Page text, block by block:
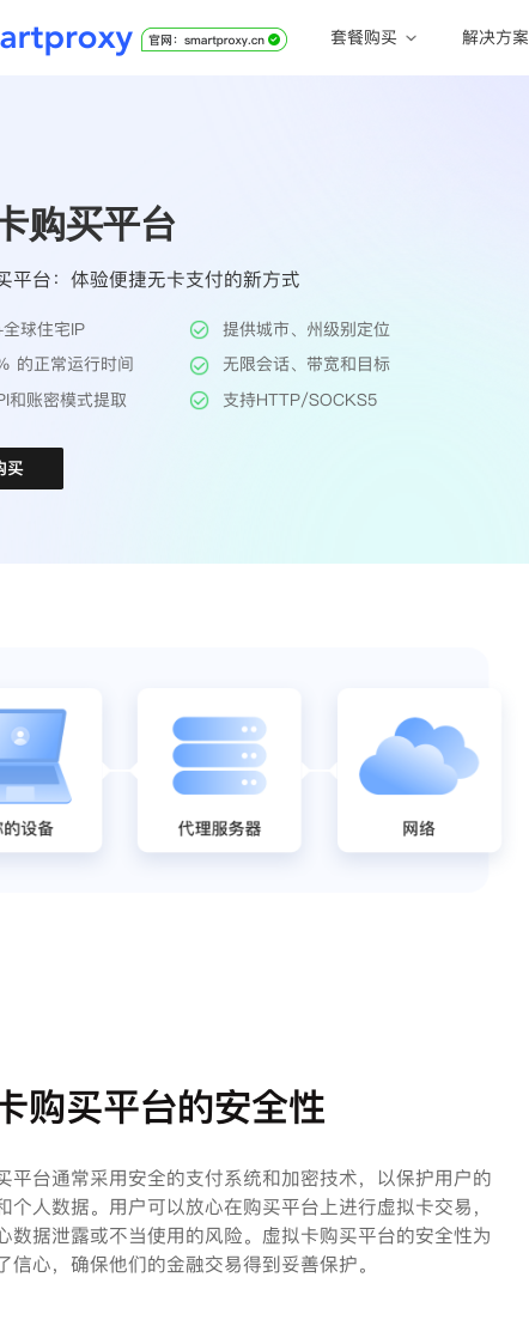
套餐购买 解决方案
购买平台
平台：体验便捷无卡支付的新方式
球住宅IP
提供城市、州级别定位
的正常运行时间
无限会话、带宽和目标
和账密模式提取
支持HTTP/SOCKS5
买
购买平台的安全性
平台通常采用安全的支付系统和加密技术，以保护用户的
个人数据。用户可以放心在购买平台上进行虚拟卡交易，
数据泄露或不当使用的风险。虚拟卡购买平台的安全性为
信心，确保他们的金融交易得到妥善保护。